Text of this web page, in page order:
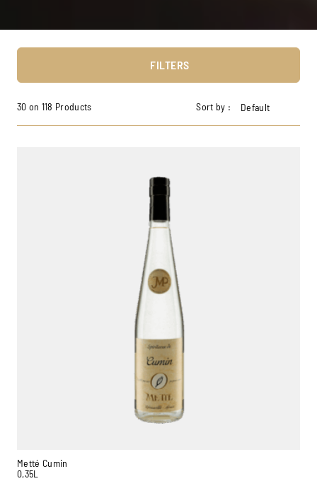
FILTERS
30 on 118 Products Sort by : Default
Metté Cumin
0,35L